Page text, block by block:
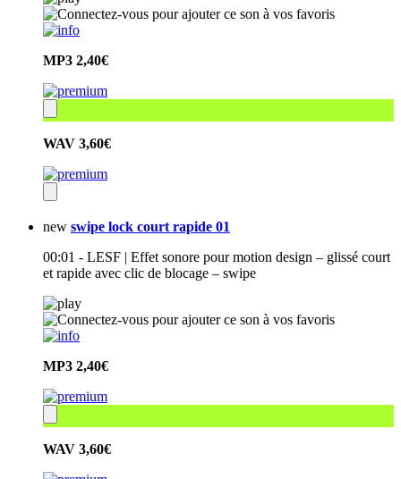
MP3 2,40€
WAV 3,60€
new swipe lock court rapide 01
00:01 - LESF | Effet sonore pour motion design – glissé court
et rapide avec clic de blocage – swipe
MP3 2,40€
WAV 3,60€